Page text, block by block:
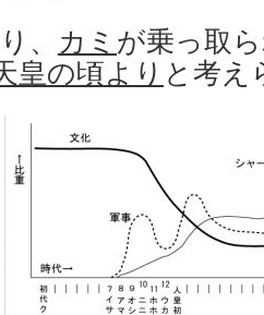
、 カミ が乗っ取
皇の頃より と考え